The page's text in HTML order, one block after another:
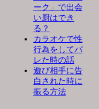
ーク」で出会
い厨はでき
る？
カラオケで性
行為をしてバ
レた時の話
遊び相手に告
白された時に
振る方法